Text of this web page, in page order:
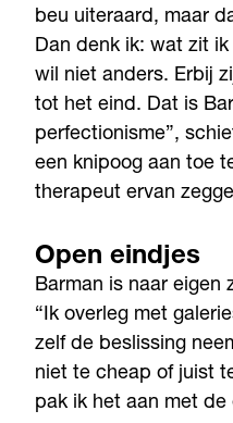
beu uiteraard, maar
Dan denk ik: wat zit ik
wil niet anders. Erbij
tot het eind. Dat is
perfectionisme”,
een knipoog aan toe
therapeut ervan
Open eindjes
Barman is naar eigen
“Ik overleg met
zelf de beslissing
niet te cheap of juist
pak ik het aan met de